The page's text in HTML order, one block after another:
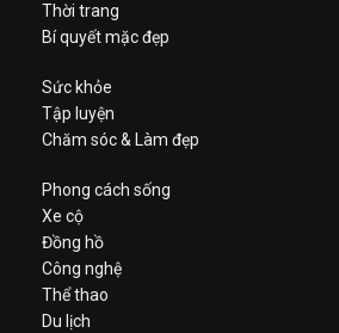
Thời trang
Bí quyết mặc đẹp
Sức khỏe
Tập luyện
Chăm sóc & Làm đẹp
Phong cách sống
Xe cộ
Đồng hồ
Công nghệ
Thể thao
Du lịch